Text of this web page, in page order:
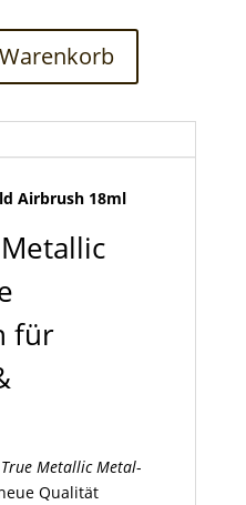
Airbrush 18ml
für
True Metallic Metal-
Qualität